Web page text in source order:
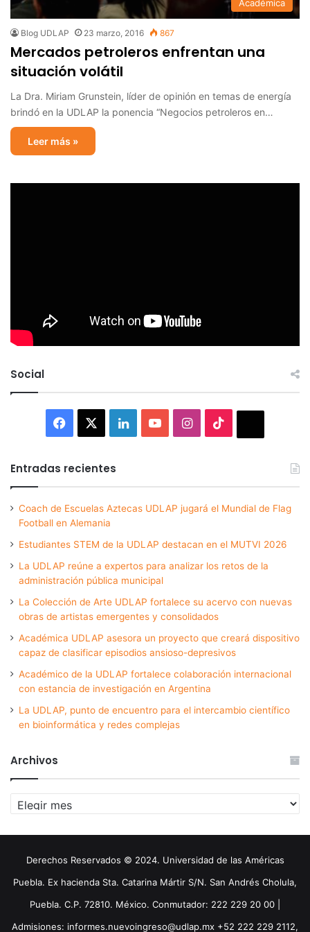
Académica
Blog UDLAP 23 marzo, 2016 867
Mercados petroleros enfrentan una
situación volátil
La Dra. Miriam Grunstein, líder de opinión en temas de energía
brindó en la UDLAP la ponencia “Negocios petroleros en…
Leer más »
Social
Facebook LinkedInYouTubeInstagram
Entradas recientes
Coach de Escuelas Aztecas UDLAP jugará el Mundial de Flag
Football en Alemania
Estudiantes STEM de la UDLAP destacan en el MUTVI 2026
La UDLAP reúne a expertos para analizar los retos de la
administración pública municipal
La Colección de Arte UDLAP fortalece su acervo con nuevas
obras de artistas emergentes y consolidados
Académica UDLAP asesora un proyecto que creará dispositivo
capaz de clasificar episodios ansioso-depresivos
Académico de la UDLAP fortalece colaboración internacional
con estancia de investigación en Argentina
La UDLAP, punto de encuentro para el intercambio científico
en bioinformática y redes complejas
Archivos
Archivos
Derechos Reservados © 2024. Universidad de las Américas
Puebla. Ex hacienda Sta. Catarina Mártir S/N. San Andrés Cholula,
Puebla. C.P. 72810. México. Conmutador: 222 229 20 00 |
Admisiones: informes.nuevoingreso@udlap.mx +52 222 229 2112,